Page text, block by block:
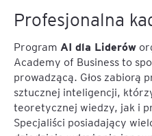
Profesjonalna
Program AI dla Liderów
Academy of Business to
prowadzącą. Głos zabiorą
sztucznej inteligencji,
teoretycznej wiedzy, jak i
Specjaliści posiadający